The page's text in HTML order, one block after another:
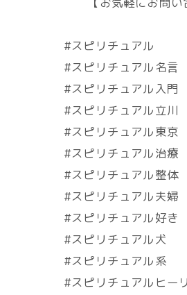
#スピリチュアル
#スピリチュアル名言
#スピリチュアル入門
#スピリチュアル立川
#スピリチュアル東京
#スピリチュアル治療
#スピリチュアル整体
#スピリチュアル夫婦
#スピリチュアル好き
#スピリチュアル犬
#スピリチュアル系
#スピリチュアルヒー